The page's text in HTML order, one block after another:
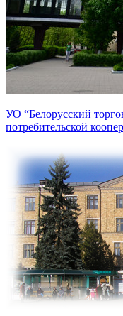
УО “Белорусский
потребительской